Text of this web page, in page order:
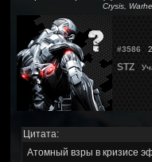
Crysis,
#3586
STZ
Цитата:
Атомный взры в кризисе